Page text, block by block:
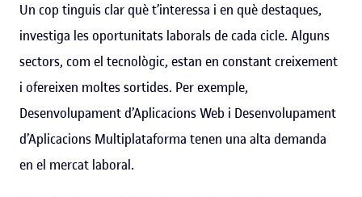
Un cop tinguis clar què t’interessa i en què destaques,
investiga les oportunitats laborals de cada cicle. Alguns
sectors, com el tecnològic, estan en constant creixement
i ofereixen moltes sortides. Per exemple,
Desenvolupament d’Aplicacions Web i Desenvolupament
d’Aplicacions Multiplataforma tenen una alta demanda
en el mercat laboral.